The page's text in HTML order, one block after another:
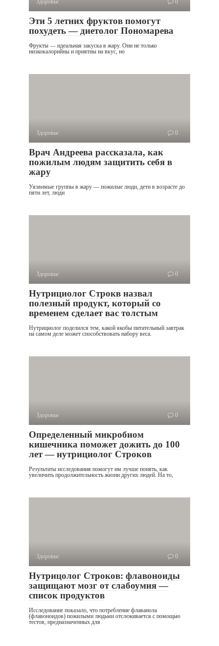
Здоровье 0
Эти 5 летних фруктов помогут
похудеть — диетолог Пономарева
Фрукты — идеальная закуска в жару. Они не только
низкокалорийны и приятны на вкус, но
Здоровье 0
Врач Андреева рассказала, как
пожилым людям защитить себя в
жару
Уязвимые группы в жару — пожилые люди, дети в возрасте до
пяти лет, люди
Здоровье 0
Нутрициолог Строкв назвал
полезный продукт, который со
временем сделает вас толстым
Нутрициолог поделился тем, какой якобы питательный завтрак
на самом деле может способствовать набору веса.
Здоровье 0
Определенный микробиом
кишечника поможет дожить до 100
лет — нутрициолог Строков
Результаты исследования помогут им лучше понять, как
увеличить продолжительность жизни других людей. На то,
Здоровье 0
Нутрицолог Строков: флавоноиды
защищают мозг от слабоумия —
список продуктов
Исследование показало, что потребление флаванола
(флавоноидов) пожилыми людьми отслеживается с помощью
тестов, предназначенных для